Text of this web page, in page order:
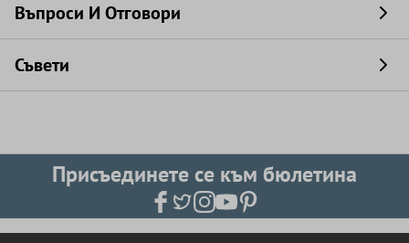
Въпроси И Отговори
Съвети
Присъединете се към бюлетина